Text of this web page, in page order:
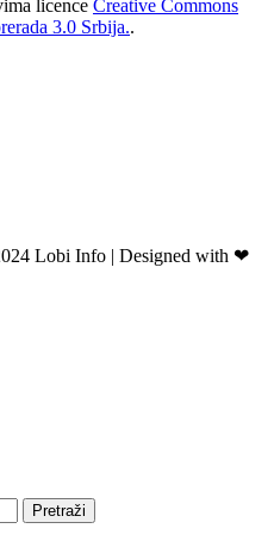
licence Creative Commons
3.0 Srbija..
Lobi Info | Designed with ❤
Pretraži